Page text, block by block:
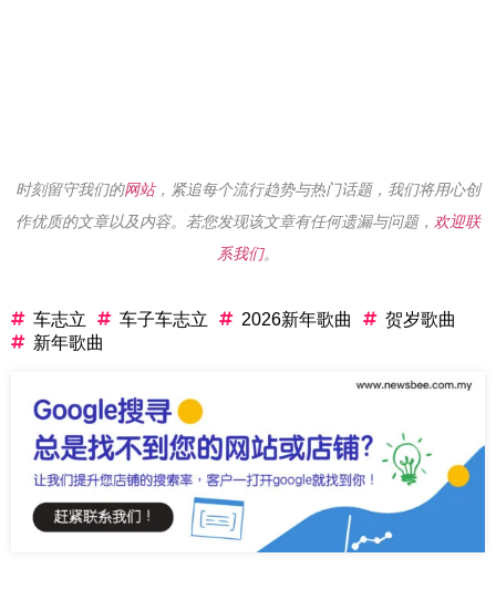
时刻留守我们的网站，紧追每个流行趋势与热门话题，我们将用心创
作优质的文章以及内容。若您发现该文章有任何遗漏与问题， 欢迎联
系我们。
车志立 车子车志立 2026新年歌曲
贺岁歌曲
新年歌曲